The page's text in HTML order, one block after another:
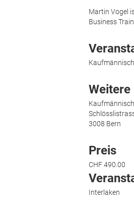
Martin Vogel
Business
3008 Bern
Preis
CHF 490.00
Interlaken